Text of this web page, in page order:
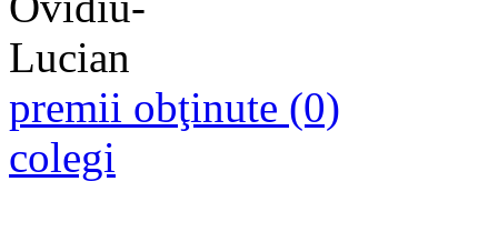
premii obţinute (0)
colegi